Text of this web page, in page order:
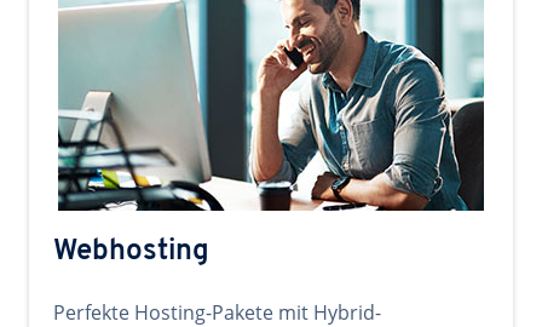
Webhosting
Perfekte Hosting-Pakete mit Hybrid-